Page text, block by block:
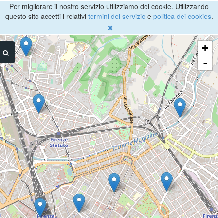
Per migliorare il nostro servizio utilizziamo dei cookie. Utilizzando
questo sito accetti i relativi termini del servizio e politica dei cookies.
+
-